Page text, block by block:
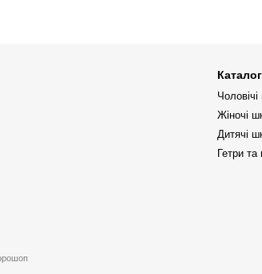
Каталог
Жіночі
Дитячі
Гетри